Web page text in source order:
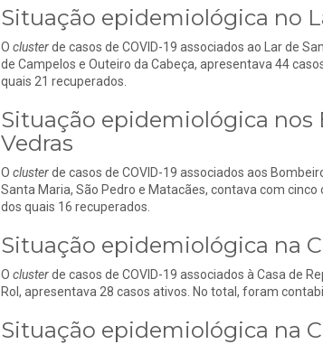
Situação epidemiológica no
O clusterde casos de COVID-19 associados ao Lar de
de Campelos e Outeiro da Cabeça, apresentava 44
quais 21 recuperados.
Situação epidemiológica nos
Vedras
O clusterde casos de COVID-19 associados aos
Santa Maria, São Pedro e Matacães, contava com
dos quais 16 recuperados.
Situação epidemiológica na
O clusterde casos de COVID-19 associados à Casa de
Rol, apresentava 28 casos ativos. No total, foram
Situação epidemiológica na